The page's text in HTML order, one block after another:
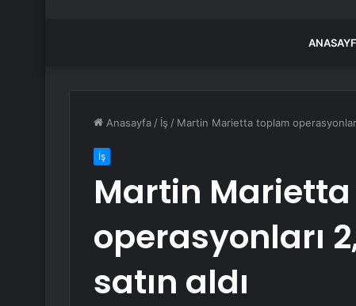
Anasayfa / İş / Martin Marietta toplam
İş
Martin
operasyonları
satın aldı